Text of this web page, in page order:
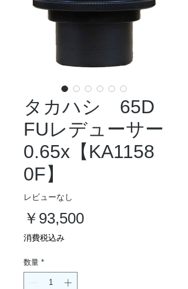
タカハシ 65D
FUレデューサー
0.65x【KA1158
0F】
レビューなし
￥93,500価
消費税込み
数量 *